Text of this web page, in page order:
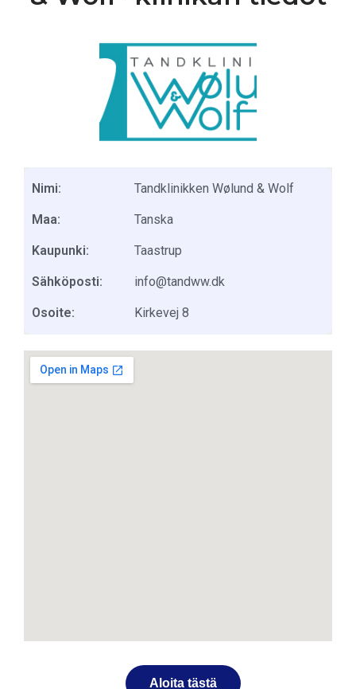
Nimi:
Maa:
Kaupunki:
Sähköposti:
Osoite:
Tandklinikken Wølund & Wolf
Tanska
Taastrup
info@tandww.dk
Kirkevej 8
Aloita tästä